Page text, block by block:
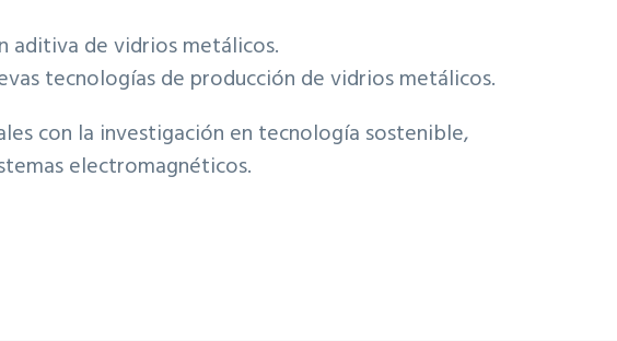
aditiva de vidrios metálicos.
tecnologías de producción de vidrios metálicos.
con la investigación en tecnología sostenible,
electromagnéticos.